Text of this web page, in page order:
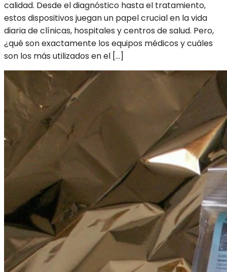
calidad. Desde el diagnóstico hasta el tratamiento,
estos dispositivos juegan un papel crucial en la vida
diaria de clínicas, hospitales y centros de salud. Pero,
¿qué son exactamente los equipos médicos y cuáles
son los más utilizados en el […]